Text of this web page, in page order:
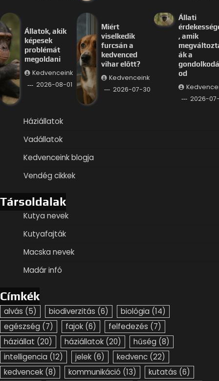
Állatok, akik
képesek
problémát
megoldani
Kedvenceink
2026-08-01
Miért
viselkedik
furcsán a
kedvenced
vihar előtt?
Kedvenceink
2026-07-30
Állati
, amik
ák a
od
2026-
Háziállatok
Vadállatok
Kedvenceink blogja
Vendég cikkek
Társoldalak
Kutya nevek
Kutyafajták
Macska nevek
Madár infó
Címkék
alvás (5) biodiverzitás (6) biológia (14)
egészség (7) fajok (6) felfedezés (7)
háziállat (20) háziállatok (20) hűség (8)
intelligencia (12) jelek (6) kedvenc (22)
kedvencek (8) kommunikáció (13) kutatás (6)